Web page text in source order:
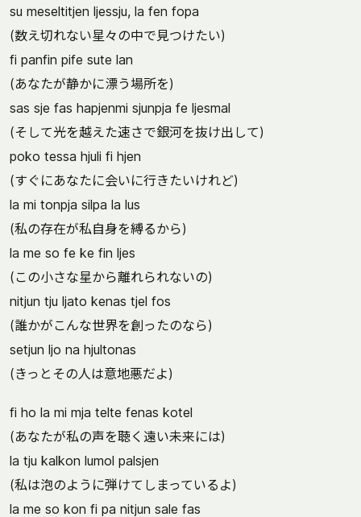
su meseltitjen ljessju, la fen fopa
(数え切れない星々の中で見つけたい)
fi panfin pife sute lan
(あなたが静かに漂う場所を)
sas sje fas hapjenmi sjunpja fe ljesmal
(そして光を越えた速さで銀河を抜け出して)
poko tessa hjuli fi hjen
(すぐにあなたに会いに行きたいけれど)
la mi tonpja silpa la lus
(私の存在が私自身を縛るから)
la me so fe ke fin ljes
(この小さな星から離れられないの)
nitjun tju ljato kenas tjel fos
(誰かがこんな世界を創ったのなら)
setjun ljo na hjultonas
(きっとその人は意地悪だよ)
fi ho la mi mja telte fenas kotel
(あなたが私の声を聴く遠い未来には)
la tju kalkon lumol palsjen
(私は泡のように弾けてしまっているよ)
la me so kon fi pa nitjun sale fas